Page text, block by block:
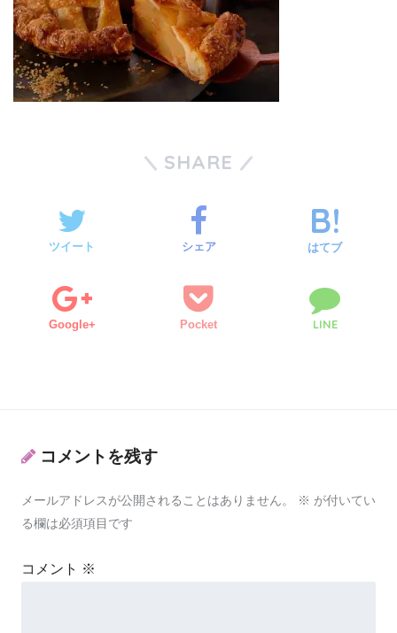
SHARE
ツイート シェア はてブ
Google+ Pocket LINE
コメントを残す
メールアドレスが公開されることはありません。 ※ が付いてい
る欄は必須項目です
コメント ※